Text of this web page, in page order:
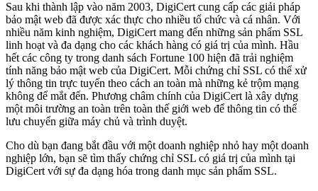
Sau khi thành lập vào năm 2003, DigiCert cung cấp các giải pháp
bảo mật web đã được xác thực cho nhiều tổ chức và cá nhân. Với
nhiều năm kinh nghiệm, DigiCert mang đến những sản phẩm SSL
linh hoạt và đa dạng cho các khách hàng có giá trị của mình. Hầu
hết các công ty trong danh sách Fortune 100 hiện đã trải nghiệm
tính năng bảo mật web của DigiCert. Mỗi chứng chỉ SSL có thể xử
lý thông tin trực tuyến theo cách an toàn mà những kẻ trộm mạng
không để mắt đến. Phương châm chính của DigiCert là xây dựng
một môi trường an toàn trên toàn thế giới web để thông tin có thể
lưu chuyển giữa máy chủ và trình duyệt.
Cho dù bạn đang bắt đầu với một doanh nghiệp nhỏ hay một doanh
nghiệp lớn, bạn sẽ tìm thấy chứng chỉ SSL có giá trị của mình tại
DigiCert với sự đa dạng hóa trong danh mục sản phẩm SSL.